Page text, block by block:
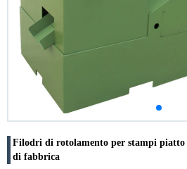
Filodri di rotolamento per stampi piatto
di fabbrica